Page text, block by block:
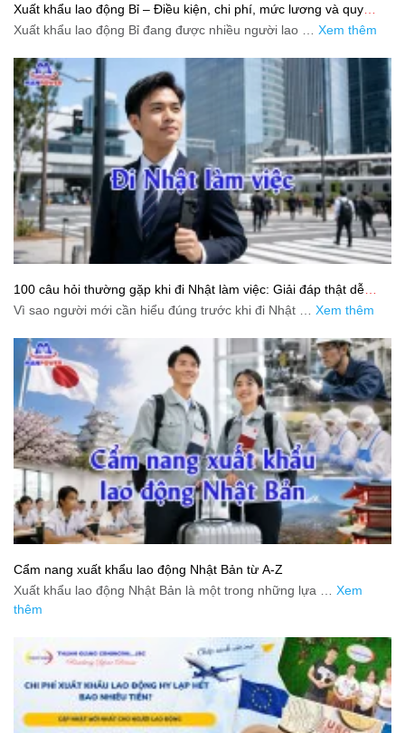
Xuất khẩu lao động Bỉ – Điều kiện, chi phí, mức lương và quy
trình chuẩn cho người lao động
Xuất khẩu lao động Bỉ đang được nhiều người lao … Xem thêm
100 câu hỏi thường gặp khi đi Nhật làm việc: Giải đáp thật dễ
hiểu cho người mới bắt đầu
Vì sao người mới cần hiểu đúng trước khi đi Nhật … Xem thêm
Cẩm nang xuất khẩu lao động Nhật Bản từ A-Z
Xuất khẩu lao động Nhật Bản là một trong những lựa … Xem
thêm